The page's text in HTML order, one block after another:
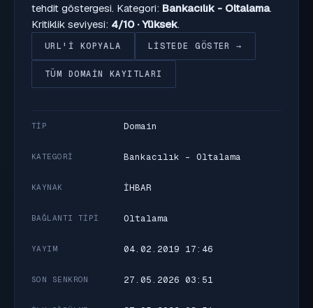
tehdit göstergesi. Kategori: Bankacılık - Oltalama.
Kritiklik seviyesi: 4/10 · Yüksek.
URL'I KOPYALA LISTEDE GÖSTER →
TÜM DOMAIN KAYITLARI
TIP Domain
KATEGORI Bankacılık - Oltalama
KAYNAK İHBAR
BAĞLANTI TIPI Oltalama
YAYIM 04.02.2019 17:46
SON SENKRON 27.05.2026 03:51